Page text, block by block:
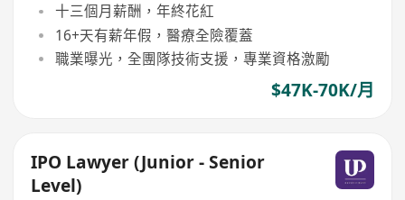
十三個月薪酬，年終花紅
16+天有薪年假，醫療全險覆蓋
職業曝光，全團隊技術支援，專業資格激勵
$47K-70K/月
IPO Lawyer (Junior - Senior
Level)